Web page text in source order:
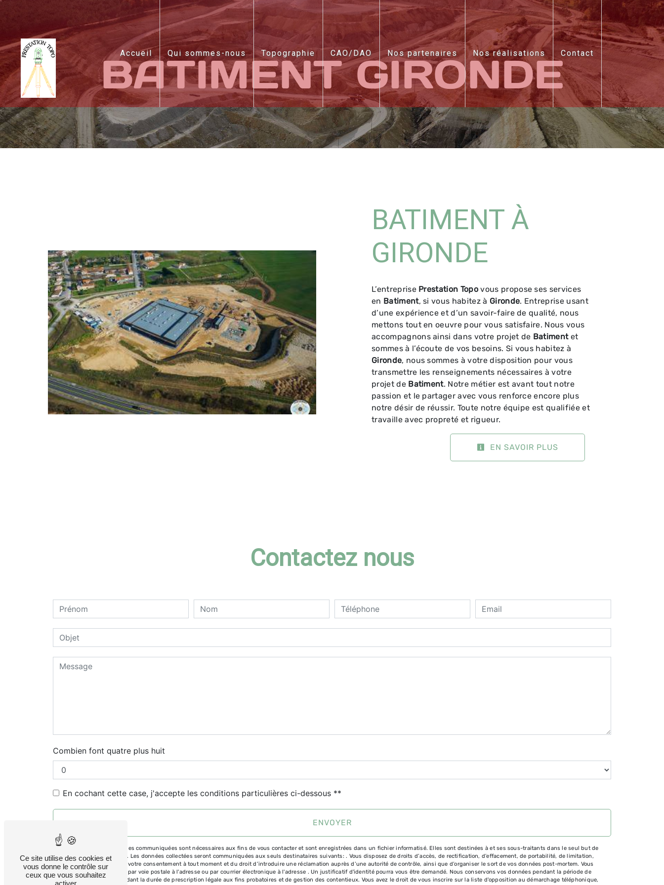
Accueil Qui sommes-nous Topographie CAO/DAO Nos partenaires Nos réalisations Contact
BATIMENT GIRONDE
BATIMENT À
GIRONDE
L’entreprise Prestation Topovous propose ses services
en Batiment, si vous habitez à Gironde. Entreprise usant
d’une expérience et d’un savoir-faire de qualité, nous
mettons tout en oeuvre pour vous satisfaire. Nous vous
accompagnons ainsi dans votre projet de Batimentet
sommes à l’écoute de vos besoins. Si vous habitez à
Gironde, nous sommes à votre disposition pour vous
transmettre les renseignements nécessaires à votre
projet de Batiment. Notre métier est avant tout notre
passion et le partager avec vous renforce encore plus
notre désir de réussir. Toute notre équipe est qualifiée et
travaille avec propreté et rigueur.
EN SAVOIR PLUS
Contactez nous
Combien font quatre plus huit
En cochant cette case, j'accepte les conditions particulières ci-dessous **
ENVOYER
** Les données personnelles communiquées sont nécessaires aux fins de vous contacter et sont enregistrées dans un fichier informatisé. Elles sont destinées à et ses sous-traitants dans le seul but de
répondre à votre message. Les données collectées seront communiquées aux seuls destinataires suivants: . Vous disposez de droits d’accès, de rectification, d’effacement, de portabilité, de limitation,
d’opposition, de retrait de votre consentement à tout moment et du droit d’introduire une réclamation auprès d’une autorité de contrôle, ainsi que d’organiser le sort de vos données post-mortem. Vous
pouvez exercer ces droits par voie postale à l'adresse ou par courrier électronique à l'adresse . Un justificatif d'identité pourra vous être demandé. Nous conservons vos données pendant la période de
prise de contact puis pendant la durée de prescription légale aux fins probatoires et de gestion des contentieux. Vous avez le droit de vous inscrire sur la liste d'opposition au démarchage téléphonique,
Ce site utilise des cookies et
vous donne le contrôle sur
ceux que vous souhaitez
activer